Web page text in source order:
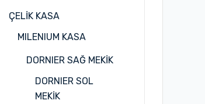
ÇELİK KASA
MILENIUM KASA
DORNIER SAĞ MEKİK
DORNIER SOL
MEKİK